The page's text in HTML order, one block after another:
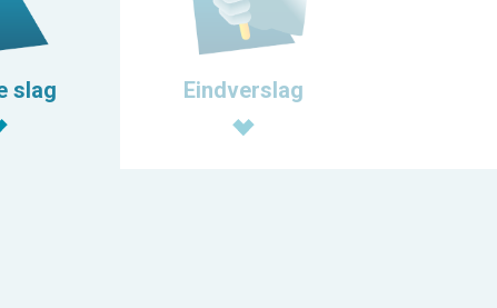
slag Eindverslag